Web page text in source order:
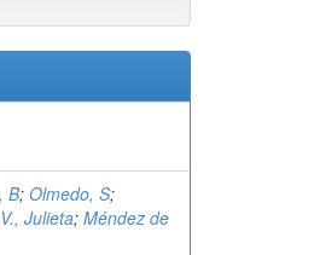
B; Olmedo, S;
Julieta; Méndez de